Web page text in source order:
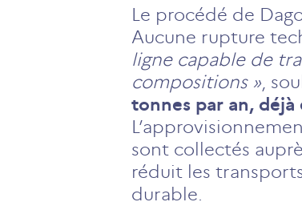
Le procédé de
Aucune rupture
ligne capable de
compositions »,
tonnes par an,
sont collectés
réduit les
durable.